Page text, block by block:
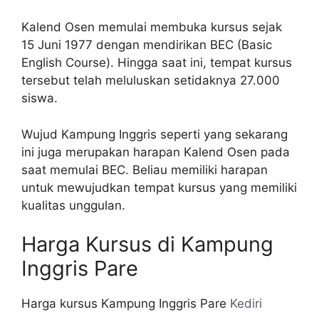
Kalend Osen memulai membuka kursus sejak
15 Juni 1977 dengan mendirikan BEC (Basic
English Course). Hingga saat ini, tempat kursus
tersebut telah meluluskan setidaknya 27.000
siswa.
Wujud Kampung Inggris seperti yang sekarang
ini juga merupakan harapan Kalend Osen pada
saat memulai BEC. Beliau memiliki harapan
untuk mewujudkan tempat kursus yang memiliki
kualitas unggulan.
Harga Kursus di Kampung
Inggris Pare
Harga kursus Kampung Inggris Pare Kediri